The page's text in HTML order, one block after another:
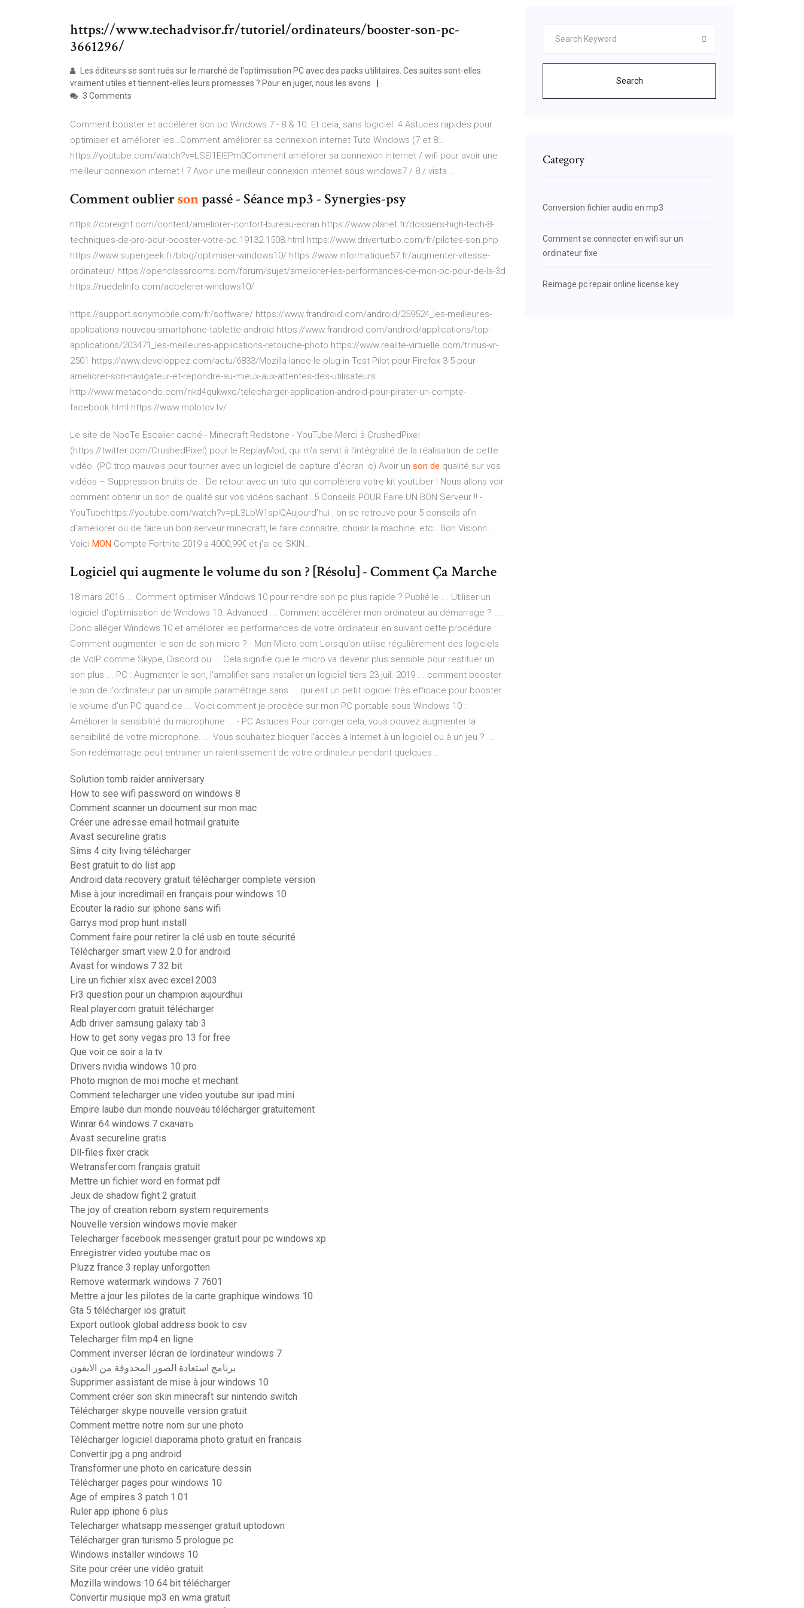
https://www.techadvisor.fr/tutoriel/ordinateurs/booster-son-pc-
3661296/
Les éditeurs se sont rués sur le marché de l'optimisation PC avec des packs utilitaires. Ces suites sont-elles
vraiment utiles et tiennent-elles leurs promesses ? Pour en juger, nous les avons
3 Comments
Comment booster et accélérer son pc Windows 7 - 8 & 10. Et cela, sans logiciel. 4 Astuces rapides pour
optimiser et améliorer les…Comment améliorer sa connexion internet Tuto Windows (7 et 8…
https://youtube.com/watch?v=LSEl1ElEPm0Comment améliorer sa connexion internet / wifi pour avoir une
meilleur connexion internet ! 7 Avoir une meilleur connexion internet sous windows7 / 8 / vista...
Comment oubliersonpassé - Séance mp3 - Synergies-psy
https://coreight.com/content/ameliorer-confort-bureau-ecran https://www.planet.fr/dossiers-high-tech-8-
techniques-de-pro-pour-booster-votre-pc.19132.1508.html https://www.driverturbo.com/fr/pilotes-son.php
https://www.supergeek.fr/blog/optimiser-windows10/ https://www.informatique57.fr/augmenter-vitesse-
ordinateur/ https://openclassrooms.com/forum/sujet/ameliorer-les-performances-de-mon-pc-pour-de-la-3d
https://ruedelinfo.com/accelerer-windows10/
https://support.sonymobile.com/fr/software/ https://www.frandroid.com/android/259524_les-meilleures-
applications-nouveau-smartphone-tablette-android https://www.frandroid.com/android/applications/top-
applications/203471_les-meilleures-applications-retouche-photo https://www.realite-virtuelle.com/trinus-vr-
2501 https://www.developpez.com/actu/6833/Mozilla-lance-le-plug-in-Test-Pilot-pour-Firefox-3-5-pour-
ameliorer-son-navigateur-et-repondre-au-mieux-aux-attentes-des-utilisateurs
http://www.metacondo.com/nkd4qukwxq/telecharger-application-android-pour-pirater-un-compte-
facebook.html https://www.molotov.tv/
Le site de NooTe Escalier caché - Minecraft Redstone - YouTube Merci à CrushedPixel
(https://twitter.com/CrushedPixel) pour le ReplayMod, qui m'a servit à l'intégralité de la réalisation de cette
vidéo. (PC trop mauvais pour tourner avec un logiciel de capture d'écran :c) Avoir un son de qualité sur vos
vidéos – Suppression bruits de… De retour avec un tuto qui complètera votre kit youtuber ! Nous allons voir
comment obtenir un son de qualité sur vos vidéos sachant…5 Conseils POUR Faire UN BON Serveur !! -
YouTubehttps://youtube.com/watch?v=pL3LbW1spIQAujourd'hui , on se retrouve pour 5 conseils afin
d'ameliorer ou de faire un bon serveur minecraft, le faire connaitre, choisir la machine, etc.. Bon Visionn...
Voici MON Compte Fortnite 2019 à 4000,99€ et j'ai ce SKIN…
Logiciel qui augmente le volume du son ? [Résolu] - Comment Ça Marche
18 mars 2016 ... Comment optimiser Windows 10 pour rendre son pc plus rapide ? Publié le ... Utiliser un
logiciel d'optimisation de Windows 10. Advanced ... Comment accélérer mon ordinateur au démarrage ? ....
Donc alléger Windows 10 et améliorer les performances de votre ordinateur en suivant cette procédure :.
Comment augmenter le son de son micro ? - Mon-Micro.com Lorsqu'on utilise régulièrement des logiciels
de VoIP comme Skype, Discord ou ... Cela signifie que le micro va devenir plus sensible pour restituer un
son plus ... PC : Augmenter le son, l'amplifier sans installer un logiciel tiers 23 juil. 2019 ... comment booster
le son de l'ordinateur par un simple paramétrage sans ... qui est un petit logiciel très efficace pour booster
le volume d'un PC quand ce ... Voici comment je procède sur mon PC portable sous Windows 10 :.
Améliorer la sensibilité du microphone ... - PC Astuces Pour corriger cela, vous pouvez augmenter la
sensibilité de votre microphone. ... Vous souhaitez bloquer l'accès à Internet à un logiciel ou à un jeu ? ...
Son redémarrage peut entrainer un ralentissement de votre ordinateur pendant quelques ...
Solution tomb raider anniversary
How to see wifi password on windows 8
Comment scanner un document sur mon mac
Créer une adresse email hotmail gratuite
Avast secureline gratis
Sims 4 city living télécharger
Best gratuit to do list app
Android data recovery gratuit télécharger complete version
Mise à jour incredimail en français pour windows 10
Ecouter la radio sur iphone sans wifi
Garrys mod prop hunt install
Comment faire pour retirer la clé usb en toute sécurité
Télécharger smart view 2.0 for android
Avast for windows 7 32 bit
Lire un fichier xlsx avec excel 2003
Fr3 question pour un champion aujourdhui
Real player.com gratuit télécharger
Adb driver samsung galaxy tab 3
How to get sony vegas pro 13 for free
Que voir ce soir a la tv
Drivers nvidia windows 10 pro
Photo mignon de moi moche et mechant
Comment telecharger une video youtube sur ipad mini
Empire laube dun monde nouveau télécharger gratuitement
Winrar 64 windows 7 скачать
Avast secureline gratis
Dll-files fixer crack
Wetransfer.com français gratuit
Mettre un fichier word en format pdf
Jeux de shadow fight 2 gratuit
The joy of creation reborn system requirements
Nouvelle version windows movie maker
Telecharger facebook messenger gratuit pour pc windows xp
Enregistrer video youtube mac os
Pluzz france 3 replay unforgotten
Remove watermark windows 7 7601
Mettre a jour les pilotes de la carte graphique windows 10
Gta 5 télécharger ios gratuit
Export outlook global address book to csv
Telecharger film mp4 en ligne
Comment inverser lécran de lordinateur windows 7
برنامج استعادة الصور المحذوفة من الايفون
Supprimer assistant de mise à jour windows 10
Comment créer son skin minecraft sur nintendo switch
Télécharger skype nouvelle version gratuit
Comment mettre notre nom sur une photo
Télécharger logiciel diaporama photo gratuit en francais
Convertir jpg a png android
Transformer une photo en caricature dessin
Télécharger pages pour windows 10
Age of empires 3 patch 1.01
Ruler app iphone 6 plus
Telecharger whatsapp messenger gratuit uptodown
Télécharger gran turismo 5 prologue pc
Windows installer windows 10
Site pour créer une vidéo gratuit
Mozilla windows 10 64 bit télécharger
Convertir musique mp3 en wma gratuit
Search
Category
Conversion fichier audio en mp3
Comment se connecter en wifi sur un
ordinateur fixe
Reimage pc repair online license key